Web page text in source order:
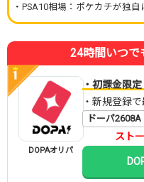
・PSA10相場：ポケカチが独
24時間いつで
DOPAオリパ
・初課金限
・新規登録
ドーパ2608A
スト